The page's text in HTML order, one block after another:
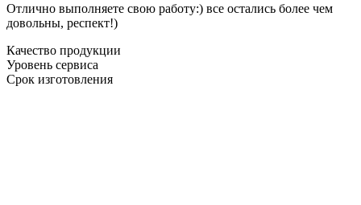
Отлично выполняете свою работу:) все остались более чем
довольны, респект!)
Качество продукции
Уровень сервиса
Срок изготовления